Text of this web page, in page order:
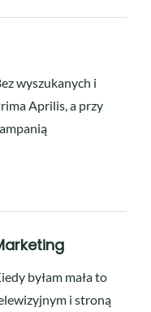
wyszukanych i
Aprilis, a przy
byłam mała to
i stroną